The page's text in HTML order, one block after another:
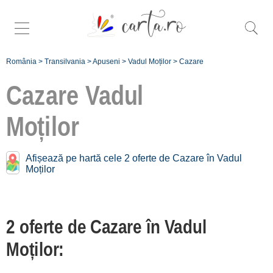
România > Transilvania >Apuseni > Vadul Moților > Cazare
Cazare Vadul
Moților
Afișează pe hartă cele 2 oferte de Cazare în Vadul
Moților
2 oferte de Cazare în Vadul
Moților:
Cazare în apropiere de
Vadul Moților:
Albac
Horea
[1 oferte la 11.6 km]